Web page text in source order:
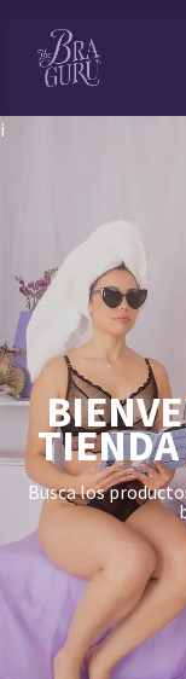
¡
Busca los